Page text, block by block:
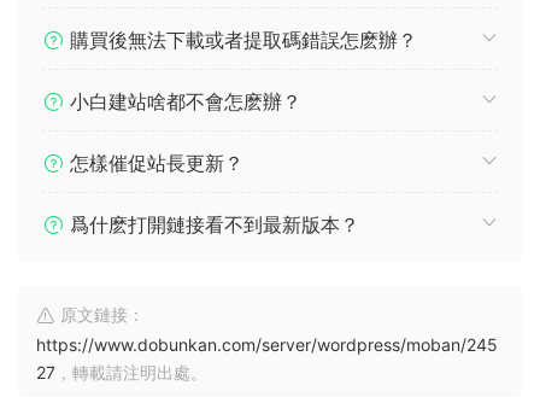
購買後無法下載或者提取碼錯誤怎麽辦？
小白建站啥都不會怎麽辦？
怎樣催促站長更新？
爲什麽打開鏈接看不到最新版本？
原文鏈接：
https://www.dobunkan.com/server/wordpress/moban/245
27 ，轉載請注明出處。